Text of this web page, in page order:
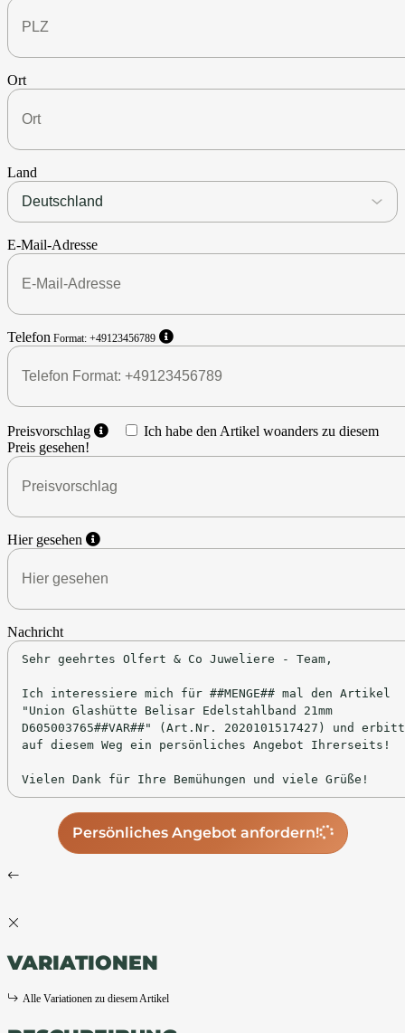
Ort
Land
E-Mail-Adresse
Telefon Format: +49123456789
Preisvorschlag
Ich habe den Artikel woanders zu diesem
Preis gesehen!
Hier gesehen
Nachricht
Persönliches Angebot anfordern!
VARIATIONEN
Alle Variationen zu diesem Artikel